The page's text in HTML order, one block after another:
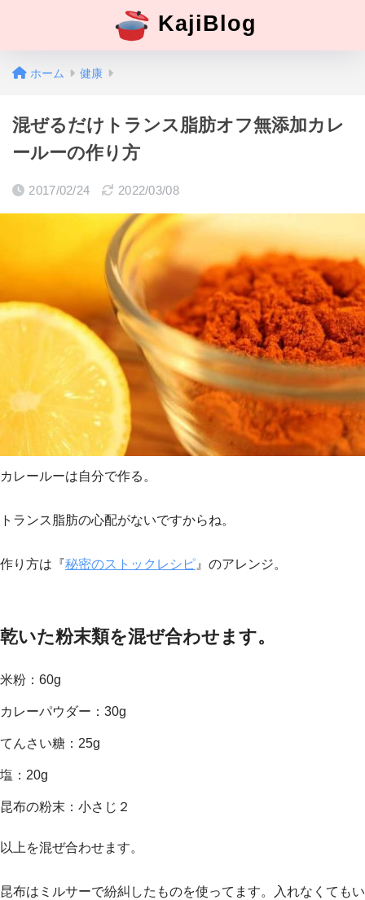
KajiBlog
ホーム 健康
混ぜるだけトランス脂肪オフ無添加カレ
ールーの作り方
2017/02/24 2022/03/08
カレールーは自分で作る。
トランス脂肪の心配がないですからね。
作り方は『秘密のストックレシピ 』のアレンジ。
乾いた粉末類を混ぜ合わせます。
米粉：60g
カレーパウダー：30g
てんさい糖：25g
塩：20g
昆布の粉末：小さじ２
以上を混ぜ合わせます。
昆布はミルサーで紛糾したものを使ってます。入れなくてもい